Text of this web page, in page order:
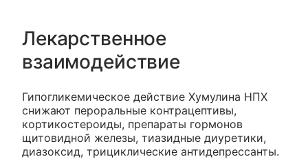
Лекарственное
взаимодействие
Гипогликемическое действие Хумулина НПХ
снижают пероральные контрацептивы,
кортикостероиды, препараты гормонов
щитовидной железы, тиазидные диуретики,
диазоксид, трициклические антидепрессанты.